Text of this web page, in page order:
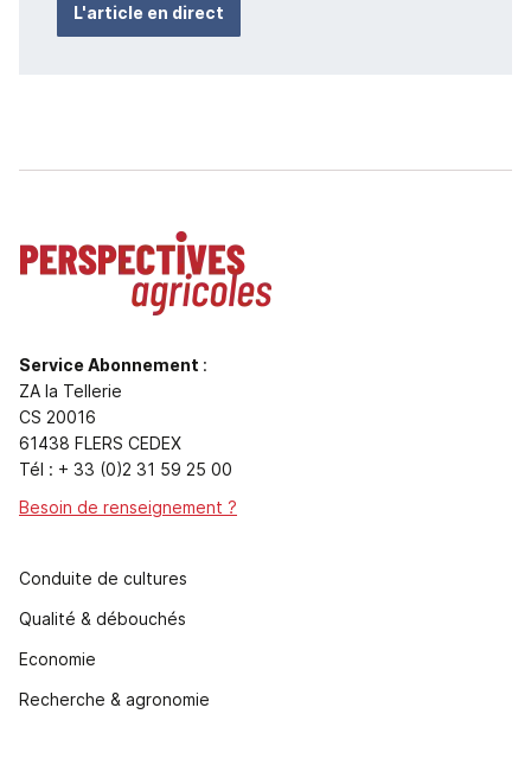
L'article en direct
Service Abonnement :
ZA la Tellerie
CS 20016
61438 FLERS CEDEX
Tél : + 33 (0)2 31 59 25 00
Besoin de renseignement ?
Conduite de cultures
Qualité & débouchés
Economie
Recherche & agronomie